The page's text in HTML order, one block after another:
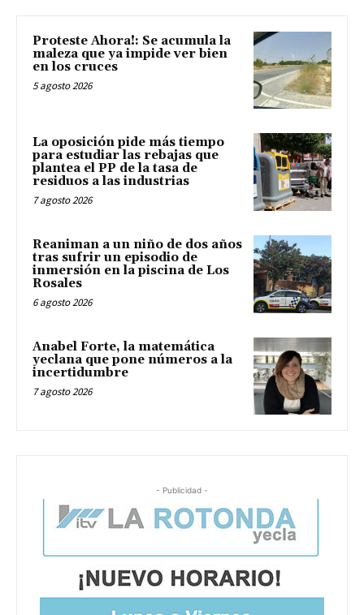
Proteste Ahora!: Se acumula la
maleza que ya impide ver bien
en los cruces
5 agosto 2026
La oposición pide más tiempo
para estudiar las rebajas que
plantea el PP de la tasa de
residuos a las industrias
7 agosto 2026
Reaniman a un niño de dos años
tras sufrir un episodio de
inmersión en la piscina de Los
Rosales
6 agosto 2026
Anabel Forte, la matemática
yeclana que pone números a la
incertidumbre
7 agosto 2026
- Publicidad -